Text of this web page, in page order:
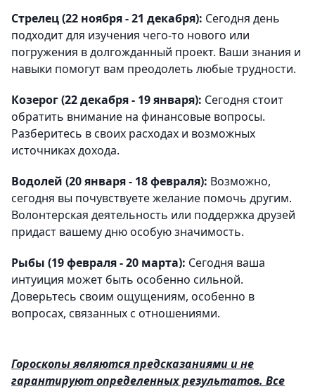
Стрелец (22 ноября - 21 декабря): Сегодня день
подходит для изучения чего-то нового или
погружения в долгожданный проект. Ваши знания и
навыки помогут вам преодолеть любые трудности.
Козерог (22 декабря - 19 января): Сегодня стоит
обратить внимание на финансовые вопросы.
Разберитесь в своих расходах и возможных
источниках дохода.
Водолей (20 января - 18 февраля): Возможно,
сегодня вы почувствуете желание помочь другим.
Волонтерская деятельность или поддержка друзей
придаст вашему дню особую значимость.
Рыбы (19 февраля - 20 марта): Сегодня ваша
интуиция может быть особенно сильной.
Доверьтесь своим ощущениям, особенно в
вопросах, связанных с отношениями.
Гороскопы являются предсказаниями и не
гарантируют определенных результатов. Все